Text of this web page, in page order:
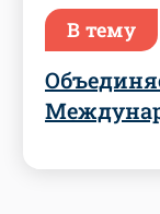
В тему